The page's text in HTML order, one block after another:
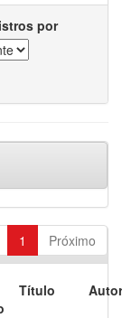
por
1 Próximo
Título